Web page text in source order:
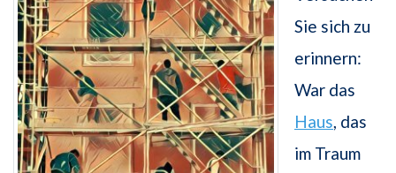
Sie sich zu
erinnern:
War das
Haus , das
im Traum